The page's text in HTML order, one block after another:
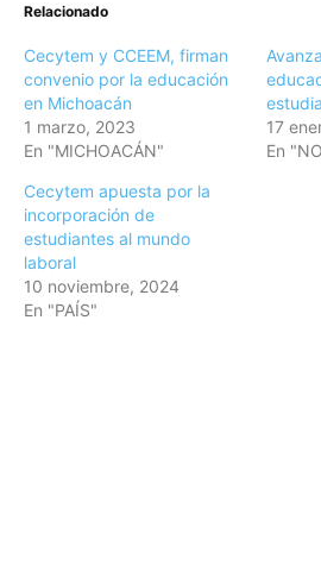
Relacionado
Cecytem y CCEEM, firman
convenio por la educación
en Michoacán
1 marzo, 2023
En "MICHOACÁN"
17
En
Cecytem apuesta por la
incorporación de
estudiantes al mundo
laboral
10 noviembre, 2024
En "PAÍS"